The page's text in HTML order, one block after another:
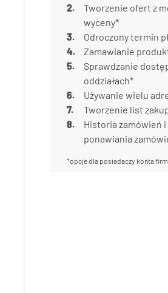
Tworzenie ofert z
wyceny*
Odroczony termin
Zamawianie
Sprawdzanie
oddziałach*
Używanie wielu
Tworzenie list
Historia zamówień
ponawiania
*opcje dla posiadaczy konta